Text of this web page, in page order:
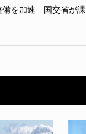
備を加速 国交省が課